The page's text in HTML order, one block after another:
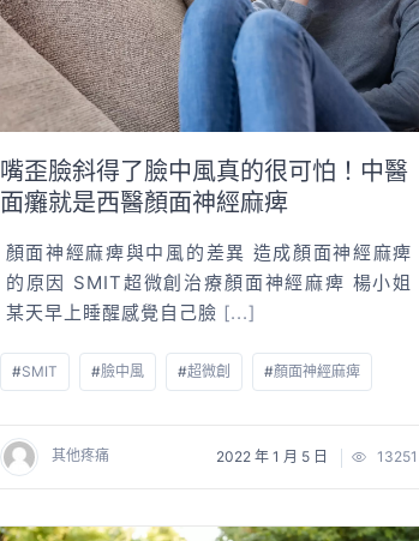
嘴歪臉斜得了臉中風真的很可怕！中醫
面癱就是西醫顏面神經麻痺
顏面神經麻痺與中風的差異 造成顏面神經麻痺
的原因 SMIT超微創治療顏面神經麻痺 楊小姐
某天早上睡醒感覺自己臉 [...]
#SMIT #臉中風 #超微創 #顏面神經麻痺
其他疼痛 2022 年 1 月 5 日 13251